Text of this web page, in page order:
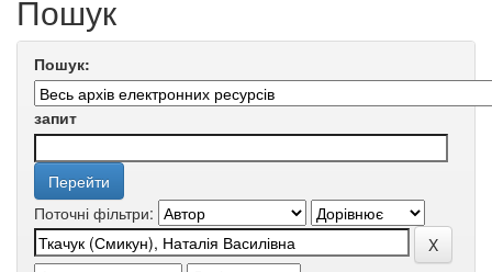
Пошук
Пошук:
запит
Поточні фільтри: